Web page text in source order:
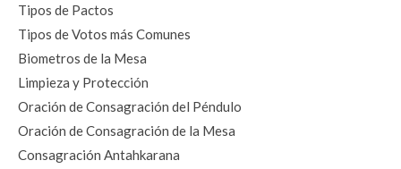
Tipos de Pactos
Tipos de Votos más Comunes
Biometros de la Mesa
Limpieza y Protección
Oración de Consagración del Péndulo
Oración de Consagración de la Mesa
Consagración Antahkarana